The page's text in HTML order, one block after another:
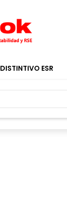
DISTINTIVO ESR